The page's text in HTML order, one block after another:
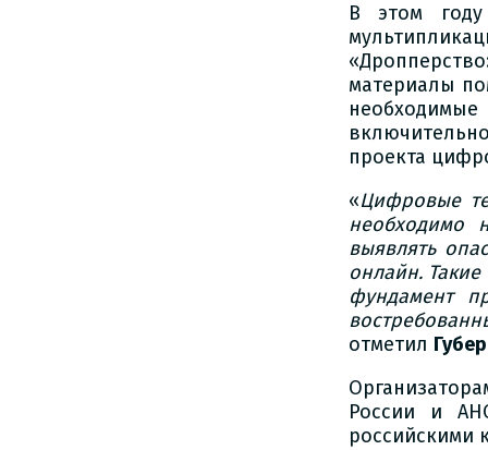
В этом
материалы
проекта
«Цифровые
необходимо
выявлять
онлайн.
фундамент
отметил
России и
российскими